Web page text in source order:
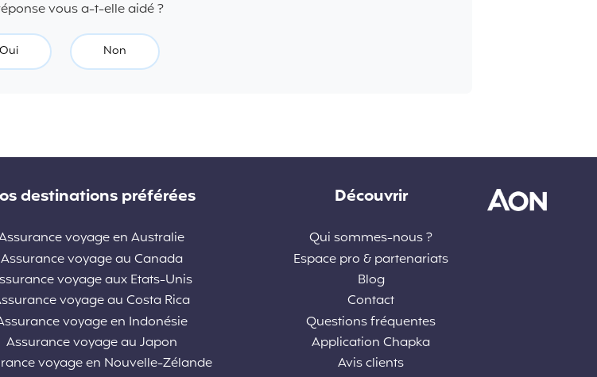
vous a-t-elle aidé ?
Oui Non
destinations préférées
voyage en Australie
Assurance voyage au Canada
voyage aux Etats-Unis
voyage au Costa Rica
voyage en Indonésie
Assurance voyage au Japon
voyage en Nouvelle-Zélande
Découvrir
Qui sommes-nous ?
Espace pro & partenariats
Blog
Contact
Questions fréquentes
Application Chapka
Avis clients